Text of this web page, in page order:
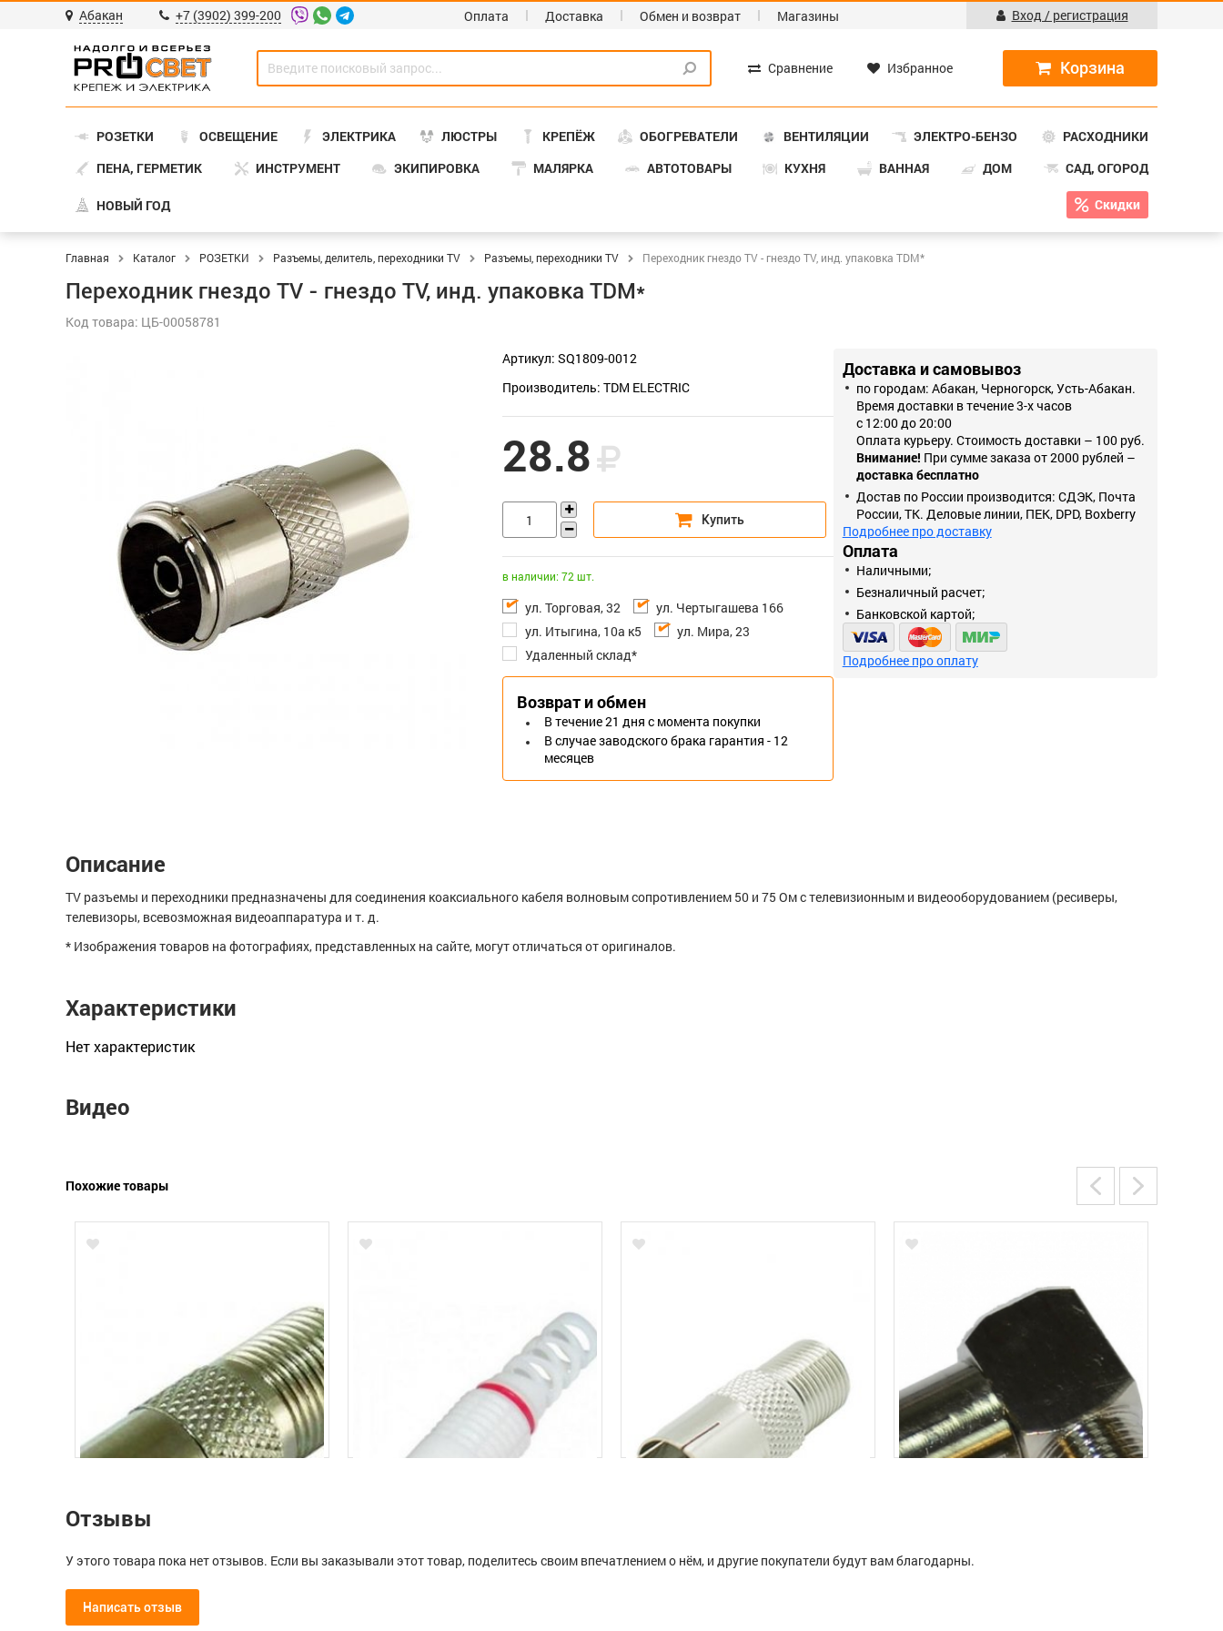
Абакан +7 (3902) 399-200 Оплата Доставка Обмен и возврат Магазины Вход / регистрация
Сравнение Избранное
РОЗЕТКИ ОСВЕЩЕНИЕ ЭЛЕКТРИКА ЛЮСТРЫ КРЕПЁЖ ОБОГРЕВАТЕЛИ ВЕНТИЛЯЦИИ ЭЛЕКТРО-БЕНЗО
РАСХОДНИКИ
ПЕНА, ГЕРМЕТИК
ИНСТРУМЕНТ ЭКИПИРОВКА МАЛЯРКА АВТОТОВАРЫ КУХНЯ ВАННАЯ ДОМ САД, ОГОРОД
НОВЫЙ ГОД Скидки
Главная Каталог РОЗЕТКИ Разъемы, делитель, переходники TV Разъемы, переходники TV Переходник гнездо TV - гнездо TV, инд. упаковка TDM*
Переходник гнездо TV - гнездо TV, инд. упаковка TDM*
Код товара: ЦБ-00058781
Артикул: SQ1809-0012
Производитель: TDM ELECTRIC
28.8
в наличии: 72 шт.
ул. Торговая, 32
ул. Чертыгашева 166
ул. Итыгина, 10а к5
ул. Мира, 23
Удаленный склад*
Возврат и обмен
В течение 21 дня с момента покупки
В случае заводского брака гарантия - 12
месяцев
Доставка и самовывоз
по городам: Абакан, Черногорск, Усть-Абакан.
Время доставки в течение 3-х часов
с 12:00 до 20:00
Оплата курьеру. Стоимость доставки – 100 руб.
Внимание! При сумме заказа от 2000 рублей –
доставка бесплатно
Достав по России производится: СДЭК, Почта
России, ТК. Деловые линии, ПЕК, DPD, Boxberry
Подробнее про доставку
Оплата
Наличными;
Безналичный расчет;
Банковской картой;
Подробнее про оплату
Описание
TV разъемы и переходники предназначены для соединения коаксиального кабеля волновым сопротивлением 50 и 75 Ом с телевизионным и видеооборудованием (ресиверы,
телевизоры, всевозможная видеоаппаратура и т. д.
* Изображения товаров на фотографиях, представленных на сайте, могут отличаться от оригиналов.
Характеристики
Нет xарактеристик
Видео
Похожие товары
Отзывы
У этого товара пока нет отзывов. Если вы заказывали этот товар, поделитесь своим впечатлением о нём, и другие покупатели будут вам благодарны.
Написать отзыв